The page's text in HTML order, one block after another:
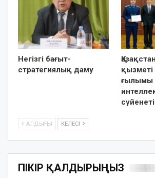
Негізгі бағыт-
стратегиялық даму
ғылымы
АЛДЫҢҒЫ КЕЛЕСІ
ПІКІР ҚАЛДЫРЫҢЫЗ